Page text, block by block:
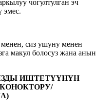
чогултулган эч
эмес.
сиз ушуну менен
макул болосуз жана анын
ИШТЕТҮҮНҮН